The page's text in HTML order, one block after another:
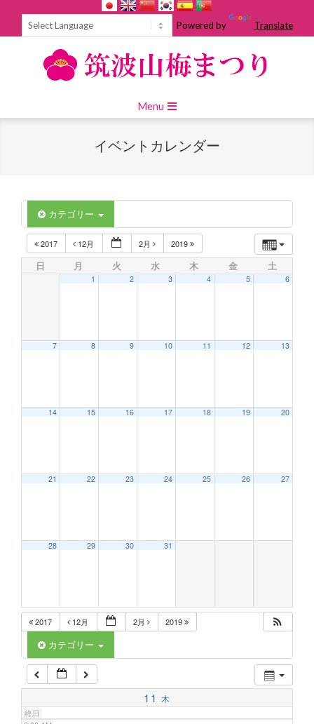
Powered by Translate
Navigation
Menu
イベントカレンダー
カテゴリー
2017 12月 2月 2019
日 月 火 水 木 金 土
1 2 3 4 5 6
7 8 9 10 11 12 13
14 15 16 17 18 19 20
21 22 23 24 25 26 27
28 29 30 31
2017 12月 2月 2019
カテゴリー
11 木
終日
2:00 AM
6:00 AM
7:00 AM